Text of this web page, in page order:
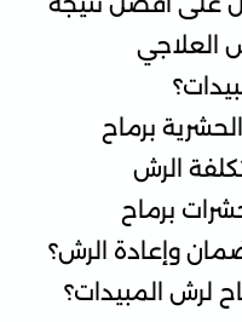
برماح
الرش
برماح
وإعادة الرش؟
لرش المبيدات؟